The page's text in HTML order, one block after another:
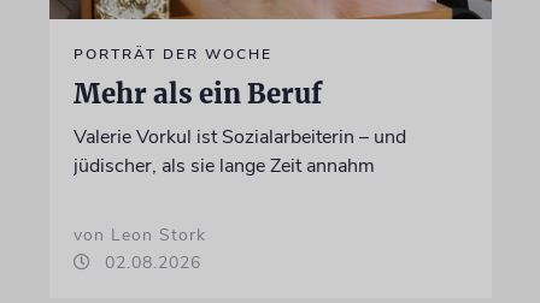
PORTRÄT DER WOCHE
Mehr als ein Beruf
Valerie Vorkul ist Sozialarbeiterin – und
jüdischer, als sie lange Zeit annahm
von Leon Stork
02.08.2026